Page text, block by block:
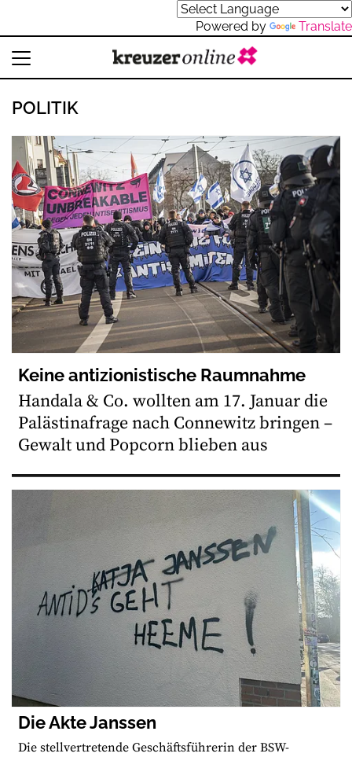
Powered by Translate
POLITIK
Keine antizionistische Raumnahme
Handala & Co. wollten am 17. Januar die
Palästinafrage nach Connewitz bringen –
Gewalt und Popcorn blieben aus
Die Akte Janssen
Die stellvertretende Geschäftsführerin der BSW-